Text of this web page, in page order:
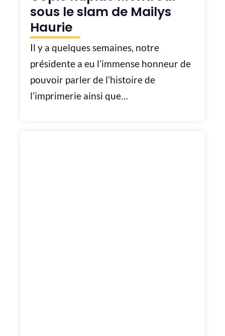
sous le slam de Mailys
Haurie
Il y a quelques semaines, notre
présidente a eu l’immense honneur de
pouvoir parler de l’histoire de
l’imprimerie ainsi que…